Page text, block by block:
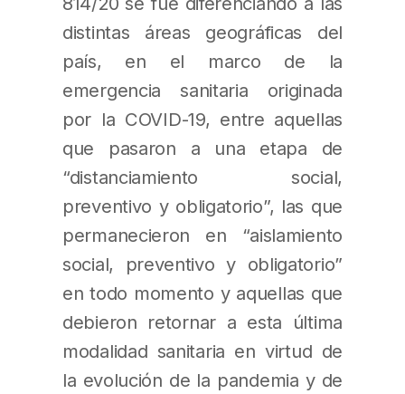
distintas áreas geográficas del
país, en el marco de la
emergencia sanitaria originada
por la COVID-19, entre aquellas
que pasaron a una etapa de
“distanciamiento social,
preventivo y obligatorio”, las que
permanecieron en “aislamiento
social, preventivo y obligatorio”
en todo momento y aquellas que
debieron retornar a esta última
modalidad sanitaria en virtud de
la evolución de la pandemia y de